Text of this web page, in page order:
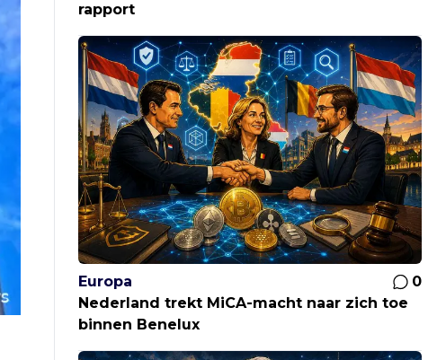
rapport
Europa
0
Nederland trekt MiCA-macht naar zich toe
binnen Benelux